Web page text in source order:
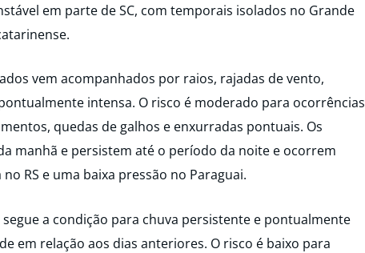
em parte de SC, com temporais isolados no Grande
vem acompanhados por raios, rajadas de vento,
intensa. O risco é moderado para ocorrências
quedas de galhos e enxurradas pontuais. Os
manhã e persistem até o período da noite e ocorrem
RS e uma baixa pressão no Paraguai.
a condição para chuva persistente e pontualmente
em relação aos dias anteriores. O risco é baixo para